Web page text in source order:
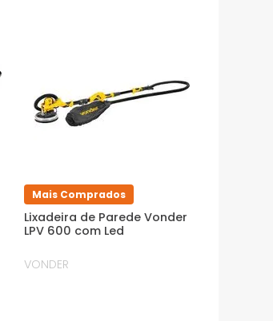
Mais Comprados
Lixadeira de Parede Vonder
LPV 600 com Led
VONDER